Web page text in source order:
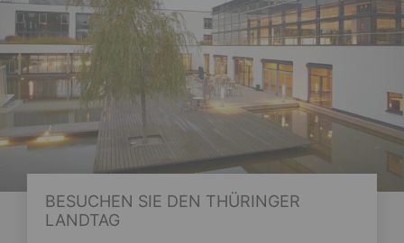
BESUCHEN SIE DEN THÜRINGER
LANDTAG